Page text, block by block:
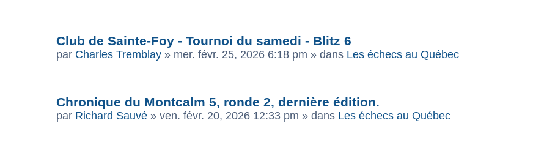
Club de Sainte-Foy - Tournoi du samedi - Blitz 6
par Charles Tremblay » mer. févr. 25, 2026 6:18 pm » dans Les échecs au Québec
Chronique du Montcalm 5, ronde 2, dernière édition.
par Richard Sauvé » ven. févr. 20, 2026 12:33 pm » dans Les échecs au Québec